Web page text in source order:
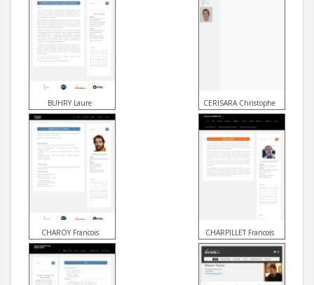
BUHRY Laure CERISARA Christophe
CHAROY Francois CHARPILLET Francois